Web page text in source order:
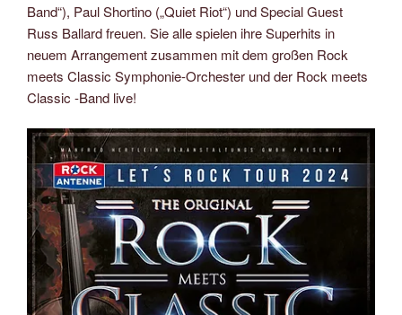
Band“), Paul Shortino („Quiet Riot“) und Special Guest
Russ Ballard freuen. Sie alle spielen ihre Superhits in
neuem Arrangement zusammen mit dem großen Rock
meets Classic Symphonie-Orchester und der Rock meets
Classic -Band live!